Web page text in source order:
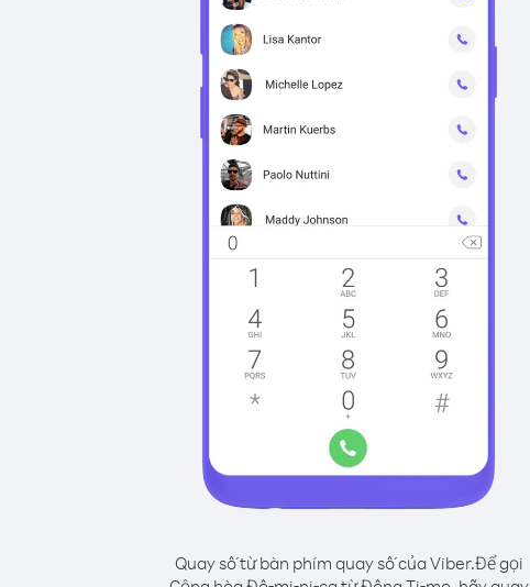
Quay số từ bàn phím quay số của Viber.Để gọi